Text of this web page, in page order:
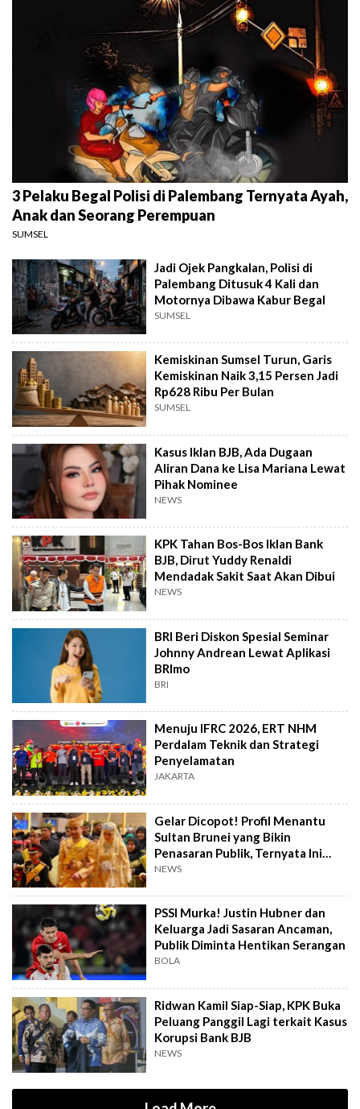
3 Pelaku Begal Polisi di Palembang Ternyata Ayah,
Anak dan Seorang Perempuan
SUMSEL
Jadi Ojek Pangkalan, Polisi di
Palembang Ditusuk 4 Kali dan
Motornya Dibawa Kabur Begal
SUMSEL
Kemiskinan Sumsel Turun, Garis
Kemiskinan Naik 3,15 Persen Jadi
Rp628 Ribu Per Bulan
SUMSEL
Kasus Iklan BJB, Ada Dugaan
Aliran Dana ke Lisa Mariana Lewat
Pihak Nominee
NEWS
KPK Tahan Bos-Bos Iklan Bank
BJB, Dirut Yuddy Renaldi
Mendadak Sakit Saat Akan Dibui
NEWS
BRI Beri Diskon Spesial Seminar
Johnny Andrean Lewat Aplikasi
BRImo
BRI
Menuju IFRC 2026, ERT NHM
Perdalam Teknik dan Strategi
Penyelamatan
JAKARTA
Gelar Dicopot! Profil Menantu
Sultan Brunei yang Bikin
Penasaran Publik, Ternyata Ini
Kasusnya
NEWS
PSSI Murka! Justin Hubner dan
Keluarga Jadi Sasaran Ancaman,
Publik Diminta Hentikan Serangan
BOLA
Ridwan Kamil Siap-Siap, KPK Buka
Peluang Panggil Lagi terkait Kasus
Korupsi Bank BJB
NEWS